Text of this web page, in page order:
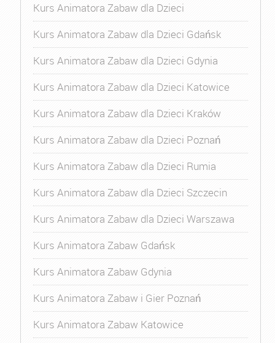
Kurs Animatora Zabaw dla Dzieci
Kurs Animatora Zabaw dla Dzieci Gdańsk
Kurs Animatora Zabaw dla Dzieci Gdynia
Kurs Animatora Zabaw dla Dzieci Katowice
Kurs Animatora Zabaw dla Dzieci Kraków
Kurs Animatora Zabaw dla Dzieci Poznań
Kurs Animatora Zabaw dla Dzieci Rumia
Kurs Animatora Zabaw dla Dzieci Szczecin
Kurs Animatora Zabaw dla Dzieci Warszawa
Kurs Animatora Zabaw Gdańsk
Kurs Animatora Zabaw Gdynia
Kurs Animatora Zabaw i Gier Poznań
Kurs Animatora Zabaw Katowice